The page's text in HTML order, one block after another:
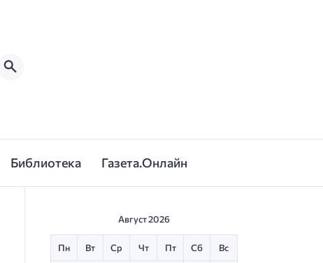
Библиотека Газета.Онлайн
Август 2026
Пн Вт Ср Чт Пт Сб Вс